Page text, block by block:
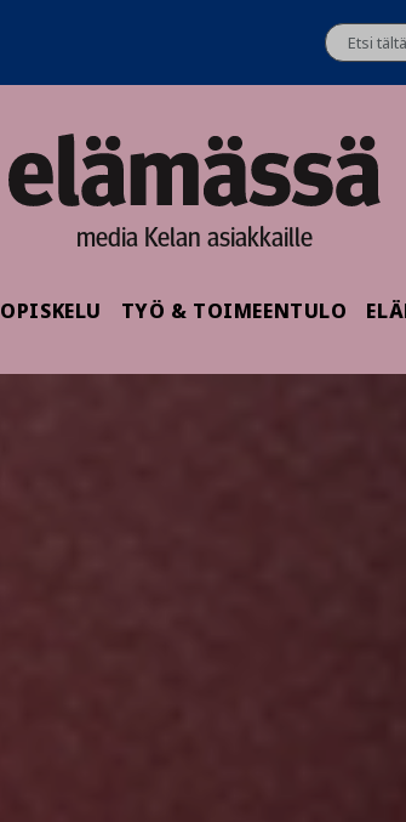
media Kelan asiakkaille
OPISKELU TYÖ & TOIMEENTULO